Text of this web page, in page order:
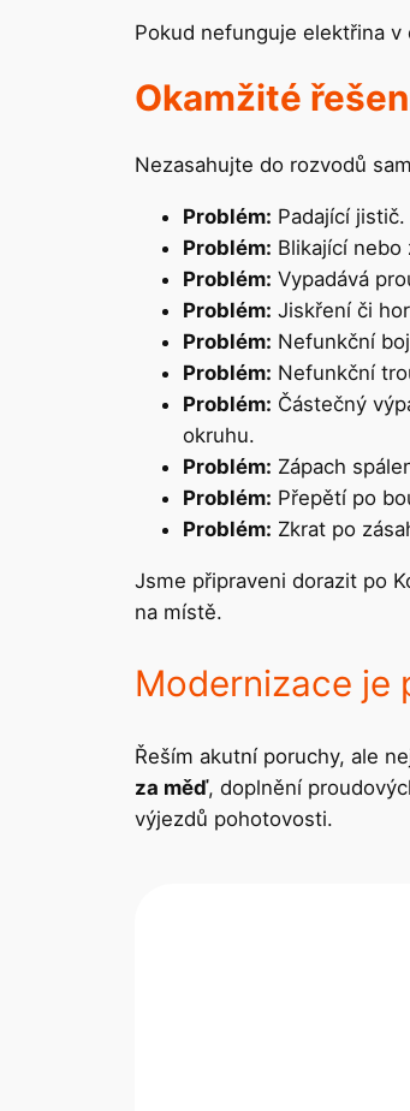
Pokud nefunguje elektřina
Okamžité
Nezasahujte do rozvodů
Problém: Padající jistič.
Problém: Blikající nebo
Problém: Vypadává
Problém: Jiskření či
Problém: Nefunkční
Problém: Nefunkční
Problém: Částečný
okruhu.
Problém: Zápach
Problém: Přepětí po
Problém: Zkrat po
Jsme připraveni dorazit po
na místě.
Modernizace je
Řeším akutní poruchy, ale
za měď, doplnění
výjezdů pohotovosti.